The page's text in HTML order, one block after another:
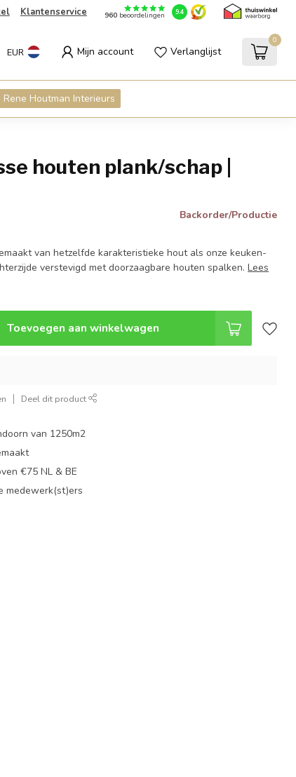
Klantenservice 960beoordelingen 9.4
EUR Mijn account Verlanglijst
0
Houtman Interieurs
houten plank/schap |
Backorder/Productie
van hetzelfde karakteristieke hout als onze keuken-
verstevigd met doorzaagbare houten spalken.Lees
Toevoegen aan winkelwagen
Deel dit product
van 1250m2
€75 NL & BE
medewerk(st)ers